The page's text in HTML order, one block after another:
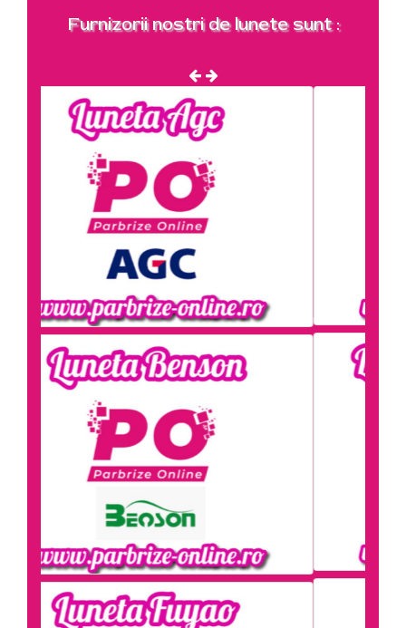
Furnizorii nostri de lunete sunt :